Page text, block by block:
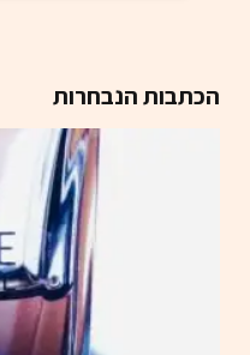
הכתבות הנבחרות